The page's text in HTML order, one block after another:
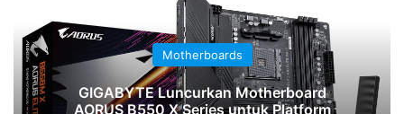
Motherboards
GIGABYTE Luncurkan Motherboard
AORUS B550 X Series untuk Platform